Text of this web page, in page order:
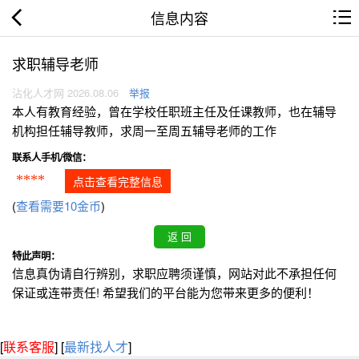
信息内容
求职辅导老师
沾化人才网 2026.08.06 举报
本人有教育经验，曾在学校任职班主任及任课教师，也在辅导
机构担任辅导教师，求周一至周五辅导老师的工作
联系人手机/微信：
**** 点击查看完整信息
(查看需要10金币)
特此声明：
信息真伪请自行辨别，求职应聘须谨慎，网站对此不承担任何
保证或连带责任! 希望我们的平台能为您带来更多的便利！
[联系客服] [最新找人才]